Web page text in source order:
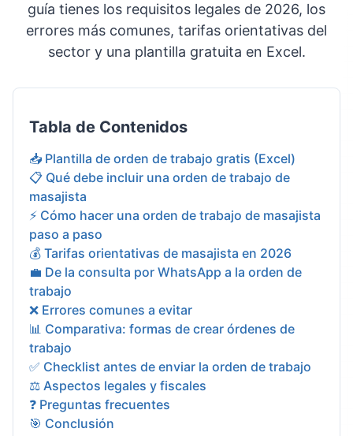
guía tienes los requisitos legales de 2026, los
errores más comunes, tarifas orientativas del
sector y una plantilla gratuita en Excel.
Tabla de Contenidos
📥 Plantilla de orden de trabajo gratis (Excel)
📋 Qué debe incluir una orden de trabajo de
masajista
⚡ Cómo hacer una orden de trabajo de masajista
paso a paso
💰 Tarifas orientativas de masajista en 2026
💼 De la consulta por WhatsApp a la orden de
trabajo
❌ Errores comunes a evitar
📊 Comparativa: formas de crear órdenes de
trabajo
✅ Checklist antes de enviar la orden de trabajo
⚖️ Aspectos legales y fiscales
❓ Preguntas frecuentes
🎯 Conclusión